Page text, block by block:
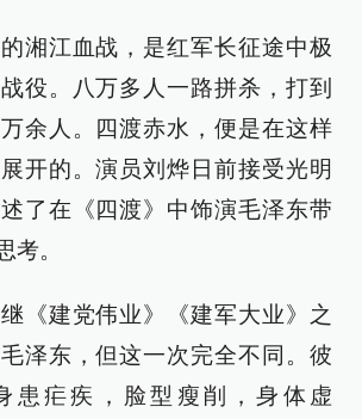
湘江血战，是红军长征途中极
役。八万多人一路拼杀，打到
余人。四渡赤水，便是在这样
开的。演员刘烨日前接受光明
了在《四渡》中饰演毛泽东带
考。
《建党伟业》《建军大业》之
泽东，但这一次完全不同。彼
患疟疾，脸型瘦削，身体虚